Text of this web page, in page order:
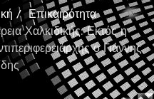
Επικαιρότητα
Χαλκιδικής: Εκτός η
ο Γιάννης